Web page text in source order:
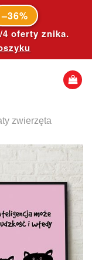
–36%
oferty znika.
zwierzęta